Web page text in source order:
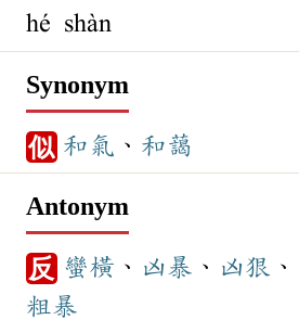
hé shàn
Synonym
似 和氣 、 和藹
Antonym
反 蠻橫 、 凶暴 、 凶狠 、
粗暴